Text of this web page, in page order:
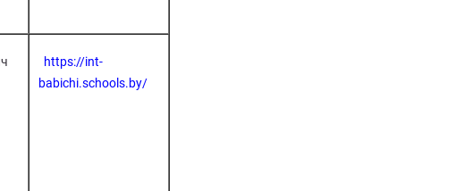
https://int-
babichi.schools.by/